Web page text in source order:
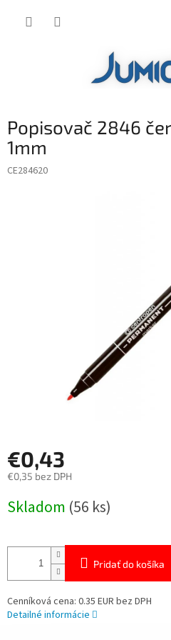
Popisovač 2846
1mm
CE284620
€0,43
€0,35 bez DPH
cena:
Skladom (56 ks)
Pridať do košíka
Cenníková cena: 0.35 EUR bez DPH
Detailné informácie